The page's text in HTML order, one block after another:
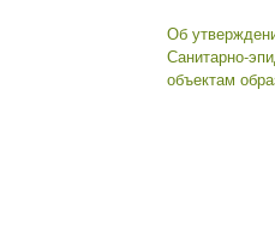
Об
Санитарно-
объектам